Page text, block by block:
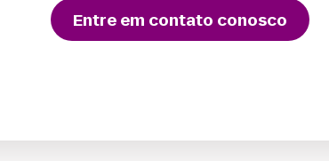
Entre em contato conosco